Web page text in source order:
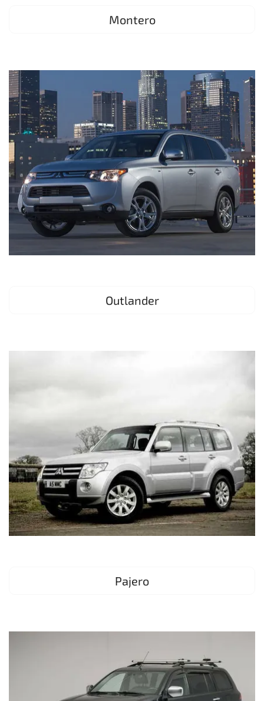
Montero
Outlander
Pajero